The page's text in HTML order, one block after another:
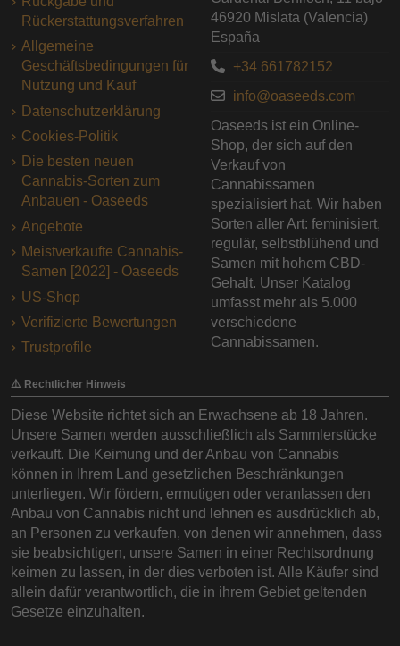
Rückerstattungsverfahren
Allgemeine
Geschäftsbedingungen für
Nutzung und Kauf
Datenschutzerklärung
Cookies-Politik
Die besten neuen
Cannabis-Sorten zum
Anbauen - Oaseeds
Angebote
Meistverkaufte Cannabis-
Samen [2022] - Oaseeds
US-Shop
Verifizierte Bewertungen
Trustprofile
46920 Mislata (Valencia)
España
+34 661782152
info@oaseeds.com
Oaseeds ist ein Online-
Shop, der sich auf den
Verkauf von
Cannabissamen
spezialisiert hat. Wir haben
Sorten aller Art: feminisiert,
regulär, selbstblühend und
Samen mit hohem CBD-
Gehalt. Unser Katalog
umfasst mehr als 5.000
verschiedene
Cannabissamen.
⚠️ Rechtlicher Hinweis
Diese Website richtet sich an Erwachsene ab 18 Jahren.
Unsere Samen werden ausschließlich als Sammlerstücke
verkauft. Die Keimung und der Anbau von Cannabis
können in Ihrem Land gesetzlichen Beschränkungen
unterliegen. Wir fördern, ermutigen oder veranlassen den
Anbau von Cannabis nicht und lehnen es ausdrücklich ab,
an Personen zu verkaufen, von denen wir annehmen, dass
sie beabsichtigen, unsere Samen in einer Rechtsordnung
keimen zu lassen, in der dies verboten ist. Alle Käufer sind
allein dafür verantwortlich, die in ihrem Gebiet geltenden
Gesetze einzuhalten.